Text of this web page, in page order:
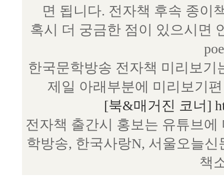
면 됩니다. 전자책 후속 종이
혹시 더 궁금한 점이 있으시면
한국문학방송 전자책 미리보
제일 아래부분에 미리보기
[북&매거진 코너]
전자책 출간시 홍보는 유튜브
학방송, 한국사랑N, 서울오늘
책